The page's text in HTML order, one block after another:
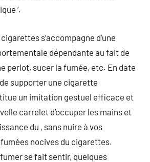
‘.
s’accompagne d’une
dépendante au fait de
perlot, sucer la fumée, etc. En date
supporter une cigarette
un imitation gestuel efficace et
carrelet d’occuper les mains et
du , sans nuire à vos
nocives du cigarettes.
fumer se fait sentir, quelques